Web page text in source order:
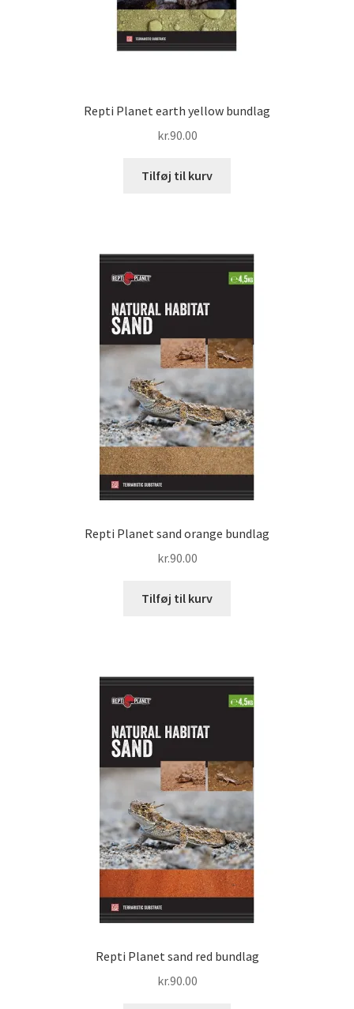
Repti Planet earth yellow bundlag
kr.90.00
Tilføj til kurv
Repti Planet sand orange bundlag
kr.90.00
Tilføj til kurv
Repti Planet sand red bundlag
kr.90.00